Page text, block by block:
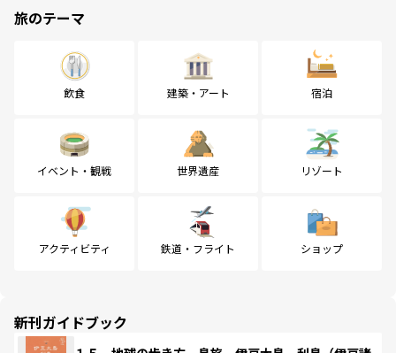
旅のテーマ
飲食 建築・アート 宿泊
イベント・観戦 世界遺産 リゾート
アクティビティ 鉄道・フライト ショップ
新刊ガイドブック